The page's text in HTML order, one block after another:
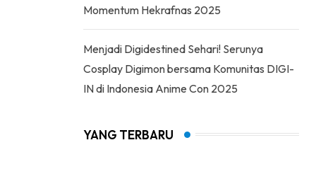
Momentum Hekrafnas 2025
Menjadi Digidestined Sehari! Serunya
Cosplay Digimon bersama Komunitas DIGI-
IN di Indonesia Anime Con 2025
YANG TERBARU